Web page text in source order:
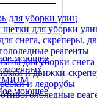
для уборки улиц
для уборки
снега, скреперы,
реагенты
для уборки снега
и движки-
и ледорубы